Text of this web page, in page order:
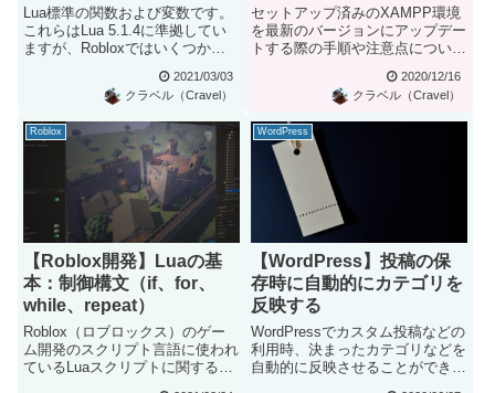
Lua標準の関数および変数です。
これらはLua 5.1.4に準拠してい
ますが、Robloxではいくつかの
2021/03/03
クラベル（Cravel）
セットアップ済みのXAMPP環境
を最新のバージョンにアップデー
トする際の手順や注意点について
2020/12/16
クラベル（Cravel）
Roblox
【Roblox開発】Luaの基
本：制御構文（if、for、
while、repeat）
Roblox（ロブロックス）のゲー
ム開発のスクリプト言語に使われ
ているLuaスクリプトに関する解
WordPress
【WordPress】投稿の保
存時に自動的にカテゴリを
反映する
WordPressでカスタム投稿などの
利用時、決まったカテゴリなどを
自動的に反映させることができま